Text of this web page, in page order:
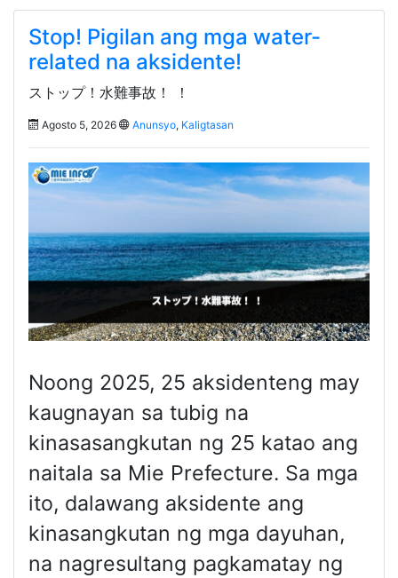
Stop! Pigilan ang mga water-
related na aksidente!
ストップ！水難事故！ ！
Agosto 5, 2026 Anunsyo, Kaligtasan
Noong 2025, 25 aksidenteng may
kaugnayan sa tubig na
kinasasangkutan ng 25 katao ang
naitala sa Mie Prefecture. Sa mga
ito, dalawang aksidente ang
kinasangkutan ng mga dayuhan,
na nagresultang pagkamatay ng